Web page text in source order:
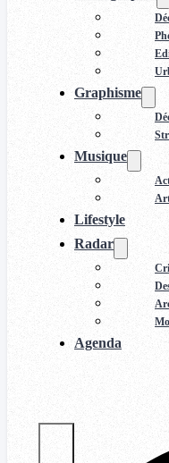
Graphisme
Musique
Lifestyle
Radar
Agenda